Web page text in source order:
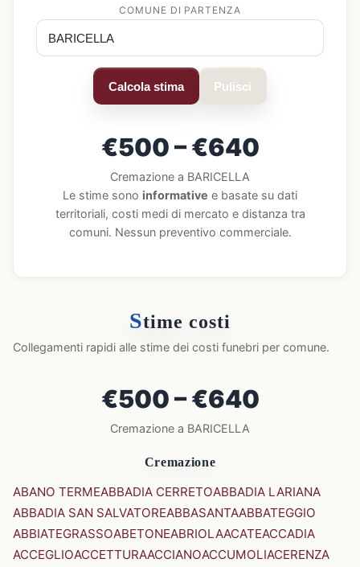
COMUNE DI PARTENZA
Calcola stima Pulisci
€500 – €640
Cremazione a BARICELLA
Le stime sono informative e basate su dati
territoriali, costi medi di mercato e distanza tra
comuni. Nessun preventivo commerciale.
Stime costi
Collegamenti rapidi alle stime dei costi funebri per comune.
€500 – €640
Cremazione a BARICELLA
Cremazione
ABANO TERMEABBADIA CERRETOABBADIA LARIANA
ABBADIA SAN SALVATOREABBASANTAABBATEGGIO
ABBIATEGRASSOABETONEABRIOLAACATEACCADIA
ACCEGLIOACCETTURAACCIANOACCUMOLIACERENZA